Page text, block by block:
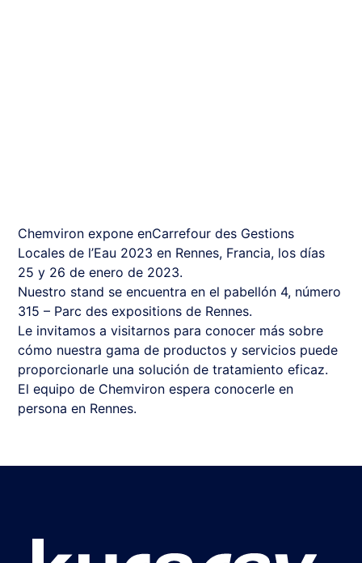
Chemviron expone enCarrefour des Gestions
Locales de l’Eau 2023 en Rennes, Francia, los días
25 y 26 de enero de 2023.
Nuestro stand se encuentra en el pabellón 4, número
315 – Parc des expositions de Rennes.
Le invitamos a visitarnos para conocer más sobre
cómo nuestra gama de productos y servicios puede
proporcionarle una solución de tratamiento eficaz.
El equipo de Chemviron espera conocerle en
persona en Rennes.